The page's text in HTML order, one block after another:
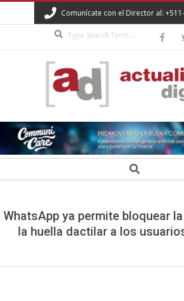
to
Comunícate con el Director al:
ACTUALIDAD
DIGITAL Search
WhatsApp ya permite bloquear
la huella dactilar a los